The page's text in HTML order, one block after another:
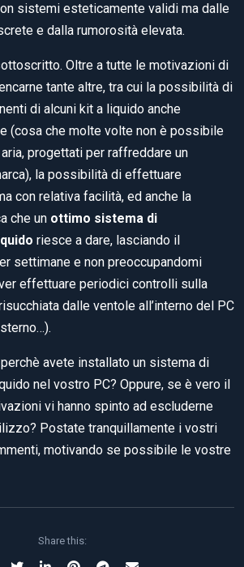
sistemi esteticamente validi ma dalle
e dalla rumorosità elevata.
Oltre a tutte le motivazioni di
tante altre, tra cui la possibilità di
di alcuni kit a liquido anche
(cosa che molte volte non è possibile
progettati per raffreddare un
la possibilità di effettuare
con relativa facilità, ed anche la
che un ottimo sistema di
riesce a dare, lasciando il
settimane e non preoccupandomi
effettuare periodici controlli sulla
dalle ventole all’interno del PC
avete installato un sistema di
nel vostro PC? Oppure, se è vero il
vi hanno spinto ad escluderne
Postate tranquillamente i vostri
motivando se possibile le vostre
Share this: